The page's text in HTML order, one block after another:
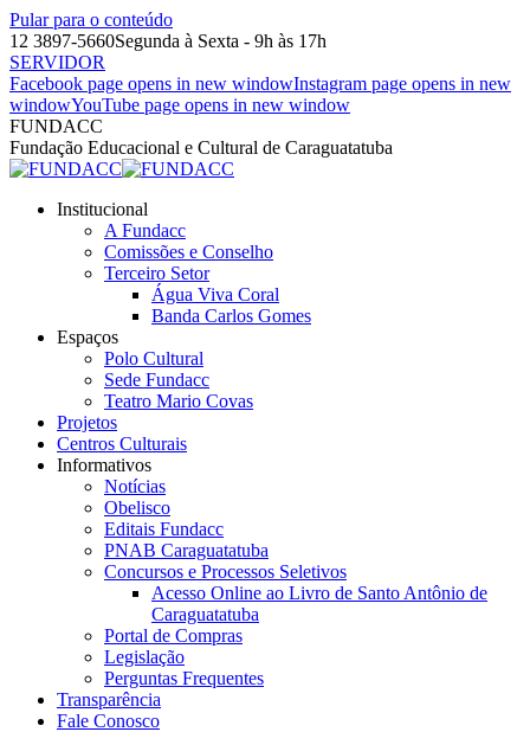
Pular para o conteúdo
12 3897-5660Segunda à Sexta - 9h às 17h
SERVIDOR
Facebook page opens in new windowInstagram page opens in new
windowYouTube page opens in new window
FUNDACC
Fundação Educacional e Cultural de Caraguatatuba
Institucional
A Fundacc
Comissões e Conselho
Terceiro Setor
Água Viva Coral
Banda Carlos Gomes
Espaços
Polo Cultural
Sede Fundacc
Teatro Mario Covas
Projetos
Centros Culturais
Informativos
Notícias
Obelisco
Editais Fundacc
PNAB Caraguatatuba
Concursos e Processos Seletivos
Acesso Online ao Livro de Santo Antônio de
Caraguatatuba
Portal de Compras
Legislação
Perguntas Frequentes
Transparência
Fale Conosco